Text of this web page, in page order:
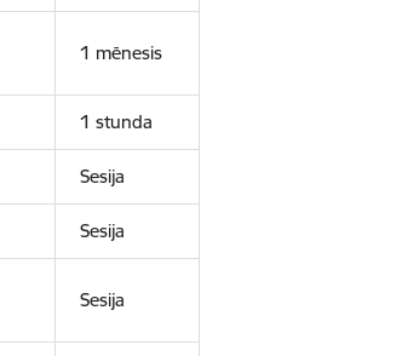
1 mēnesis
1 stunda
Sesija
Sesija
Sesija